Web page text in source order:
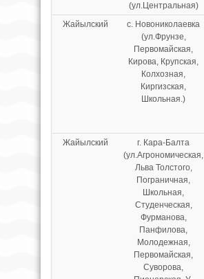
(ул.Центральная)
Жайылский
с. Новониколаевка
(ул.Фрунзе,
Первомайская,
Кирова, Крупская,
Колхозная,
Киргизская,
Школьная.)
Жайылский
г. Кара-Балта
(ул.Агрономическая,
Льва Толстого,
Пограничная,
Школьная,
Студенческая,
Фурманова,
Панфилова,
Молодежная,
Первомайская,
Суворова,